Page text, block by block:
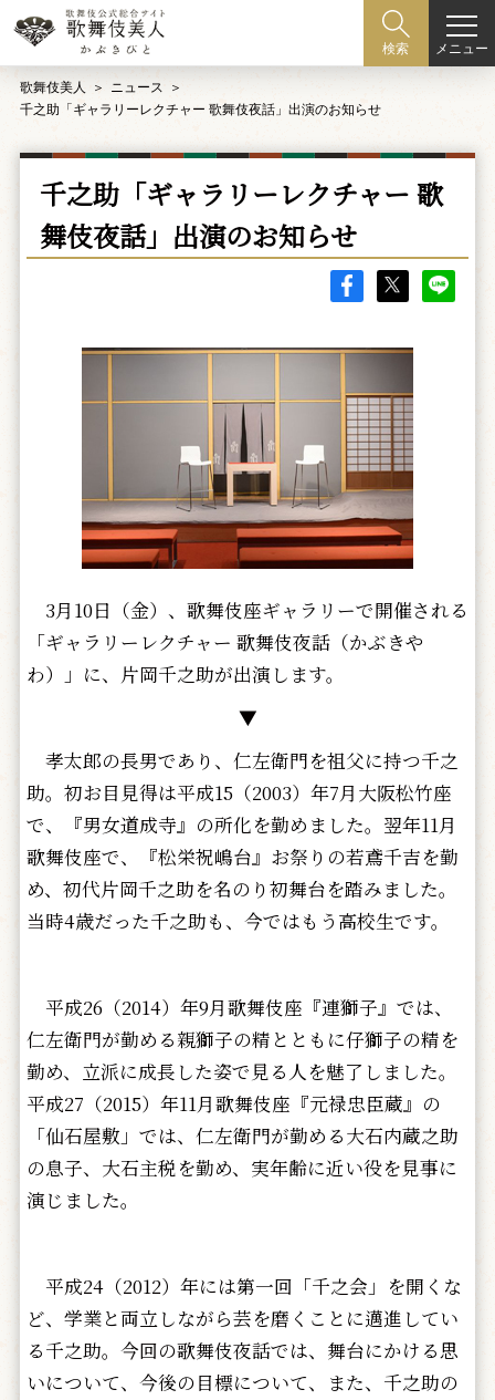
検索 メニュー
歌舞伎美人
ニュース
千之助「ギャラリーレクチャー 歌舞伎夜話」出演のお知らせ
千之助「ギャラリーレクチャー 歌
舞伎夜話」出演のお知らせ
3月10日（金）、歌舞伎座ギャラリーで開催される
「ギャラリーレクチャー 歌舞伎夜話（かぶきや
わ）」に、片岡千之助が出演します。
▼
孝太郎の長男であり、仁左衛門を祖父に持つ千之
助。初お目見得は平成15（2003）年7月大阪松竹座
で、『男女道成寺』の所化を勤めました。翌年11月
歌舞伎座で、『松栄祝嶋台』お祭りの若鳶千吉を勤
め、初代片岡千之助を名のり初舞台を踏みました。
当時4歳だった千之助も、今ではもう高校生です。
平成26（2014）年9月歌舞伎座『連獅子』では、
仁左衛門が勤める親獅子の精とともに仔獅子の精を
勤め、立派に成長した姿で見る人を魅了しました。
平成27（2015）年11月歌舞伎座『元禄忠臣蔵』の
「仙石屋敷」では、仁左衛門が勤める大石内蔵之助
の息子、大石主税を勤め、実年齢に近い役を見事に
演じました。
平成24（2012）年には第一回「千之会」を開くな
ど、学業と両立しながら芸を磨くことに邁進してい
る千之助。今回の歌舞伎夜話では、舞台にかける思
いについて、今後の目標について、また、千之助の